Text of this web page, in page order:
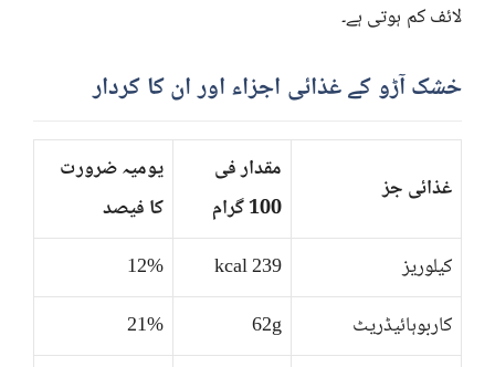
لائف کم ہوتی ہے۔
خشک آڑو کے غذائی اجزاء اور ان کا کردار
غذائی جز
مقدار فی
100 گرام
یومیہ ضرورت
کا فیصد
کیلوریز
239 kcal
12%
کاربوہائیڈریٹ
62g
21%